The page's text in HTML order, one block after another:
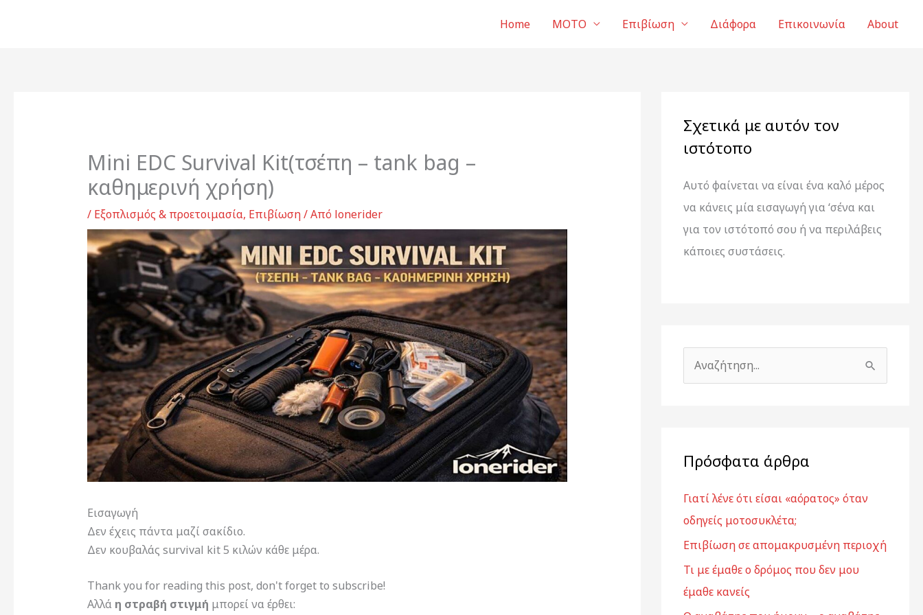
Home ΜΟΤΟ Επιβίωση Διάφορα Επικοινωνία About
Mini EDC Survival Kit(τσέπη – tank bag –
καθημερινή χρήση)
/ Εξοπλισμός & προετοιμασία, Επιβίωση/ Από lonerider
Εισαγωγή
Δεν έχεις πάντα μαζί σακίδιο.
Δεν κουβαλάς survival kit 5 κιλών κάθε μέρα.
Thank you for reading this post, don't forget to subscribe!
Αλλά η στραβή στιγμή μπορεί να έρθει:
Σχετικά με αυτόν τον
ιστότοπο
Αυτό φαίνεται να είναι ένα καλό μέρος
να κάνεις μία εισαγωγή για ‘σένα και
για τον ιστότοπό σου ή να περιλάβεις
κάποιες συστάσεις.
ή
η
σ
η
γ
ι
α
Πρόσφατα άρθρα
Γιατί λένε ότι είσαι «αόρατος» όταν
οδηγείς μοτοσυκλέτα;
Επιβίωση σε απομακρυσμένη περιοχή
Τι με έμαθε ο δρόμος που δεν μου
έμαθε κανείς